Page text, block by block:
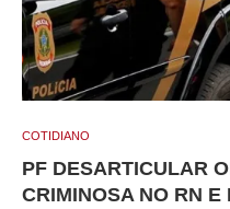
COTIDIANO
PF DESARTICULAR
CRIMINOSA NO RN E